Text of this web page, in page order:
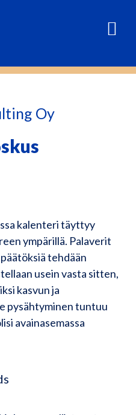
Oy
kalenteri täyttyy
ympärillä. Palaverit
tehdään
usein vasta sitten,
kasvun ja
pysähtyminen tuntuu
avainasemassa